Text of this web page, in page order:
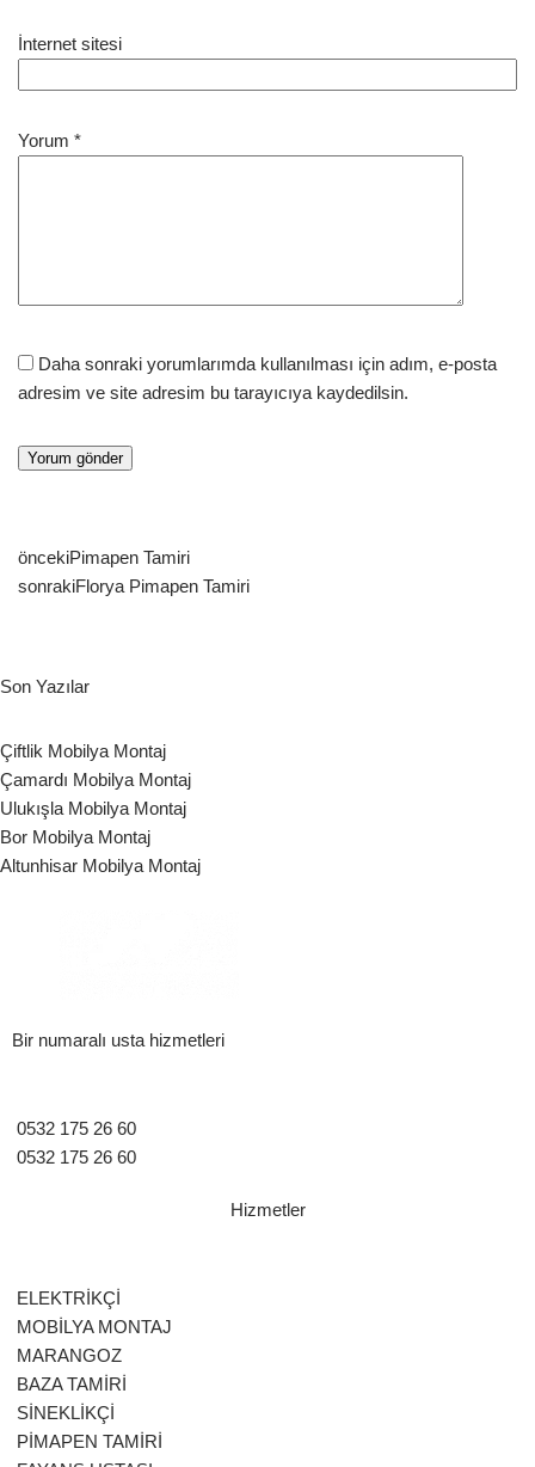
İnternet sitesi
Yorum *
Daha sonraki yorumlarımda kullanılması için adım, e-posta
adresim ve site adresim bu tarayıcıya kaydedilsin.
öncekiPimapen Tamiri
sonrakiFlorya Pimapen Tamiri
Son Yazılar
Çiftlik Mobilya Montaj
Çamardı Mobilya Montaj
Ulukışla Mobilya Montaj
Bor Mobilya Montaj
Altunhisar Mobilya Montaj
Bir numaralı usta hizmetleri
0532 175 26 60
0532 175 26 60
Hizmetler
ELEKTRİKÇİ
MOBİLYA MONTAJ
MARANGOZ
BAZA TAMİRİ
SİNEKLİKÇİ
PİMAPEN TAMİRİ